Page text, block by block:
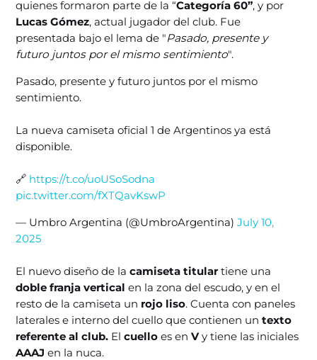
quienes formaron parte de la “Categoría 60”, y por
Lucas Gómez, actual jugador del club. Fue
presentada bajo el lema de "Pasado, presente y
futuro juntos por el mismo sentimiento".
Pasado, presente y futuro juntos por el mismo
sentimiento.
La nueva camiseta oficial 1 de Argentinos ya está
disponible.
🔗 https://t.co/uoUSoSodna
pic.twitter.com/fXTQavKswP
— Umbro Argentina (@UmbroArgentina)July 10,
2025
El nuevo diseño de lacamiseta titular tiene una
doble franja vertical en la zona del escudo, y en el
resto de la camiseta un rojo liso. Cuenta con paneles
laterales e interno del cuello que contienen untexto
referente al club. Elcuello es enVy tiene las iniciales
AAAJ en la nuca.